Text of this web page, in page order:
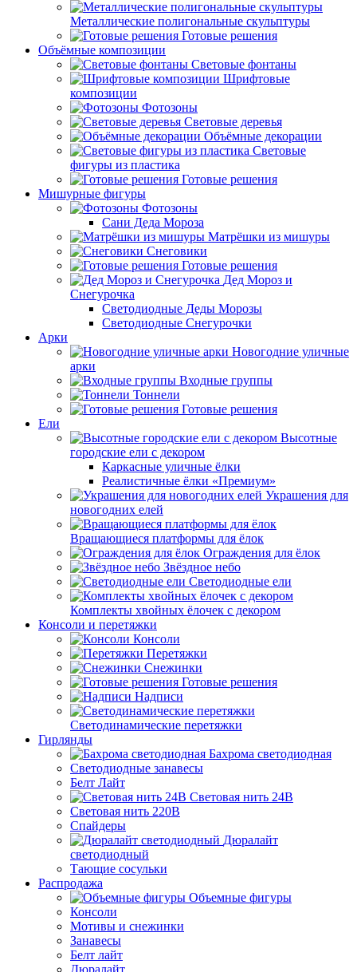
Металлические полигональные скульптуры
Готовые решения
Объёмные композиции
Световые фонтаны
Шрифтовые
композиции
Фотозоны
Световые деревья
Объёмные декорации
Световые
фигуры из пластика
Готовые решения
Мишурные фигуры
Фотозоны
Сани Деда Мороза
Матрёшки из мишуры
Снеговики
Готовые решения
Дед Мороз и
Снегурочка
Светодиодные Деды Морозы
Светодиодные Снегурочки
Арки
Новогодние уличные
арки
Входные группы
Тоннели
Готовые решения
Ели
Высотные
городские ели с декором
Каркасные уличные ёлки
Реалистичные ёлки «Премиум»
Украшения для
новогодних елей
Вращающиеся платформы для ёлок
Ограждения для ёлок
Звёздное небо
Светодиодные ели
Комплекты хвойных ёлочек с декором
Консоли и перетяжки
Консоли
Перетяжки
Снежинки
Готовые решения
Надписи
Светодинамические перетяжки
Гирлянды
Бахрома светодиодная
Светодиодные занавесы
Белт Лайт
Световая нить 24В
Световая нить 220В
Спайдеры
Дюралайт
светодиодный
Тающие сосульки
Распродажа
Объемные фигуры
Консоли
Мотивы и снежинки
Занавесы
Белт лайт
Дюралайт